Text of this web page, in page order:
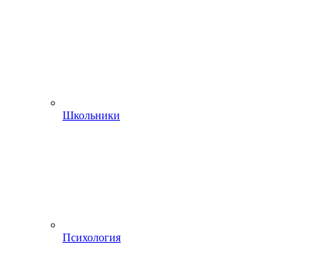
Школьники
Психология